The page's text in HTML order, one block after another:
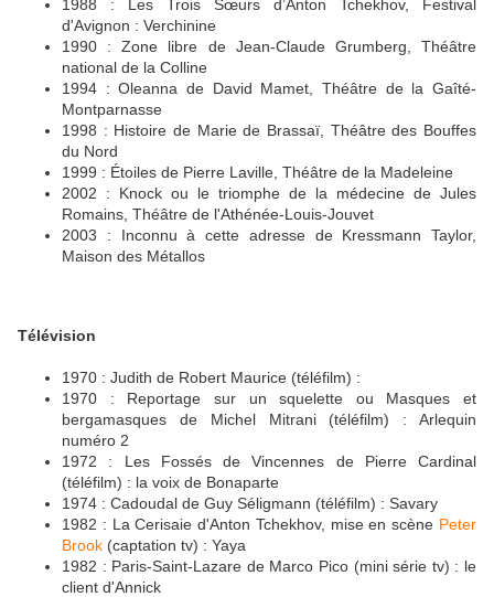
1988 : Les Trois Sœurs d’Anton Tchekhov, Festival
d'Avignon : Verchinine
1990 : Zone libre de Jean-Claude Grumberg, Théâtre
national de la Colline
1994 : Oleanna de David Mamet, Théâtre de la Gaîté-
Montparnasse
1998 : Histoire de Marie de Brassaï, Théâtre des Bouffes
du Nord
1999 : Étoiles de Pierre Laville, Théâtre de la Madeleine
2002 : Knock ou le triomphe de la médecine de Jules
Romains, Théâtre de l'Athénée-Louis-Jouvet
2003 : Inconnu à cette adresse de Kressmann Taylor,
Maison des Métallos
Télévision
1970 : Judith de Robert Maurice (téléfilm) :
1970 : Reportage sur un squelette ou Masques et
bergamasques de Michel Mitrani (téléfilm) : Arlequin
numéro 2
1972 : Les Fossés de Vincennes de Pierre Cardinal
(téléfilm) : la voix de Bonaparte
1974 : Cadoudal de Guy Séligmann (téléfilm) : Savary
1982 : La Cerisaie d'Anton Tchekhov, mise en scène Peter
Brook (captation tv) : Yaya
1982 : Paris-Saint-Lazare de Marco Pico (mini série tv) : le
client d'Annick